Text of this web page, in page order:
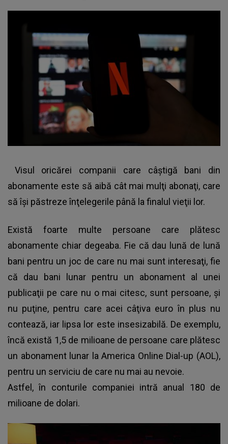
Visul oricărei companii care câştigă bani din
abonamente este să aibă cât mai mulţi abonaţi, care
să îşi păstreze înţelegerile până la finalul vieţii lor.
Există foarte multe persoane care plătesc
abonamente chiar degeaba. Fie că dau lună de lună
bani pentru un joc de care nu mai sunt interesaţi, fie
că dau bani lunar pentru un abonament al unei
publicaţii pe care nu o mai citesc, sunt persoane, şi
nu puţine, pentru care acei câţiva euro în plus nu
contează, iar lipsa lor este insesizabilă. De exemplu,
încă există 1,5 de milioane de persoane care plătesc
un abonament lunar la America Online Dial-up (AOL),
pentru un serviciu de care nu mai au nevoie.
Astfel, în conturile companiei intră anual 180 de
milioane de dolari.